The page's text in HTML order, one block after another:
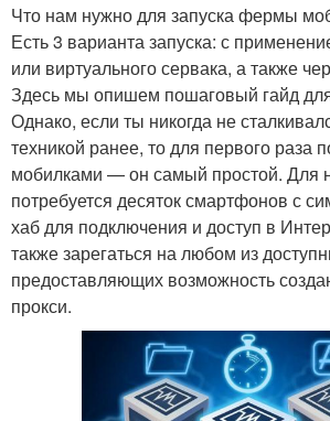
Что нам нужно для запуска фермы
Есть 3 варианта запуска: с
или виртуального сервака, а также
Здесь мы опишем пошаговый гайд
Однако, если ты никогда не
техникой ранее, то для первого раза
мобилками — он самый простой. Для
потребуется десяток смартфонов с
хаб для подключения и доступ в
также зарегаться на любом из
предоставляющих возможность
прокси.